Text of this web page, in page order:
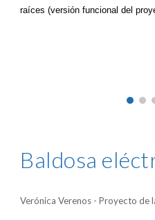
raíces (versión funcional del
Baldosa
Verónica Verenos - Proyecto de